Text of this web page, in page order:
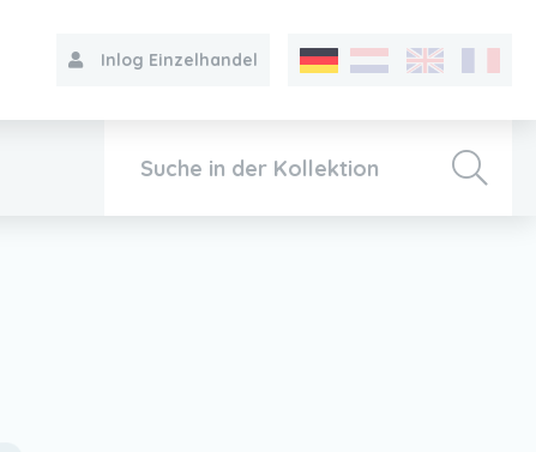
Inlog Einzelhandel